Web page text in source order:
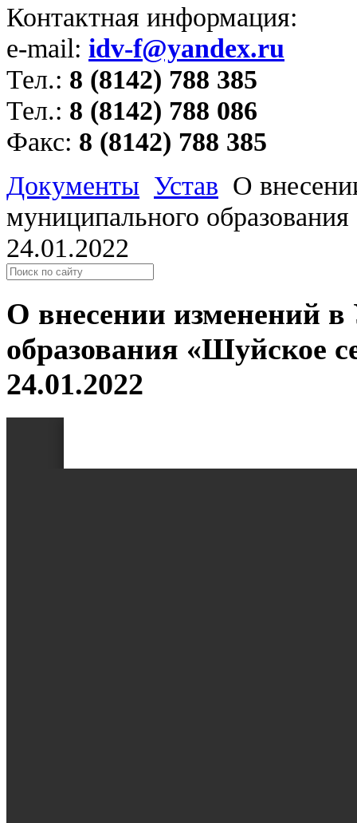
Контактная информация:
e-mail: idv-f@yandex.ru
Тел.: 8 (8142) 788 385
Тел.: 8 (8142) 788 086
Факс: 8 (8142) 788 385
Документы Устав О
муниципального
24.01.2022
О внесении изменений
образования «Шуйское
24.01.2022